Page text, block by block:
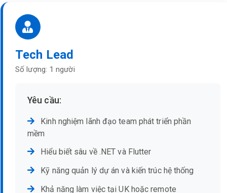
Tech Lead
Số lượng: 1 người
Yêu cầu:
Kinh nghiệm lãnh đạo team phát triển phần
mềm
Hiểu biết sâu về .NET và Flutter
Kỹ năng quản lý dự án và kiến trúc hệ thống
Khả năng làm việc tại UK hoặc remote